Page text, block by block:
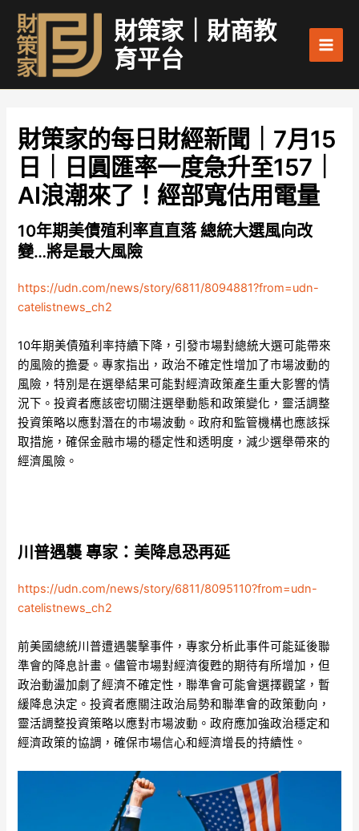
內
財策家｜財商教
育平台
財策家的每日財經新聞｜7月15
日｜日圓匯率一度急升至157｜
AI浪潮來了！經部寬估用電量
10年期美債殖利率直直落 總統大選風向改
變…將是最大風險
https://udn.com/news/story/6811/8094881?from=udn-
catelistnews_ch2
10年期美債殖利率持續下降，引發市場對總統大選可能帶來
的風險的擔憂。專家指出，政治不確定性增加了市場波動的
風險，特別是在選舉結果可能對經濟政策產生重大影響的情
況下。投資者應該密切關注選舉動態和政策變化，靈活調整
投資策略以應對潛在的市場波動。政府和監管機構也應該採
取措施，確保金融市場的穩定性和透明度，減少選舉帶來的
經濟風險。
川普遇襲 專家：美降息恐再延
https://udn.com/news/story/6811/8095110?from=udn-
catelistnews_ch2
前美國總統川普遭遇襲擊事件，專家分析此事件可能延後聯
準會的降息計畫。儘管市場對經濟復甦的期待有所增加，但
政治動盪加劇了經濟不確定性，聯準會可能會選擇觀望，暫
緩降息決定。投資者應關注政治局勢和聯準會的政策動向，
靈活調整投資策略以應對市場波動。政府應加強政治穩定和
經濟政策的協調，確保市場信心和經濟增長的持續性。